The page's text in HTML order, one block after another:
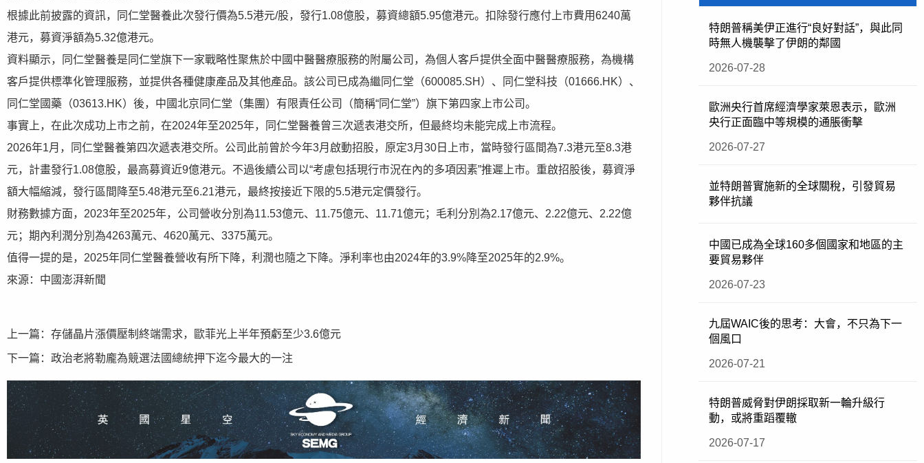
根據此前披露的資訊，同仁堂醫養此次發行價為5.5港元/股，發行1.08億股，募資總額5.95億港元。扣除發行應付上市費用6240萬
港元，募資淨額為5.32億港元。
資料顯示，同仁堂醫養是同仁堂旗下一家戰略性聚焦於中國中醫醫療服務的附屬公司，為個人客戶提供全面中醫醫療服務，為機構
客戶提供標準化管理服務，並提供各種健康產品及其他產品。該公司已成為繼同仁堂（600085.SH）、同仁堂科技（01666.HK）、
同仁堂國藥（03613.HK）後，中國北京同仁堂（集團）有限責任公司（簡稱“同仁堂”）旗下第四家上市公司。
事實上，在此次成功上市之前，在2024年至2025年，同仁堂醫養曾三次遞表港交所，但最終均未能完成上市流程。
2026年1月，同仁堂醫養第四次遞表港交所。公司此前曾於今年3月啟動招股，原定3月30日上市，當時發行區間為7.3港元至8.3港
元，計畫發行1.08億股，最高募資近9億港元。不過後續公司以“考慮包括現行市況在內的多項因素”推遲上市。重啟招股後，募資淨
額大幅縮減，發行區間降至5.48港元至6.21港元，最終按接近下限的5.5港元定價發行。
財務數據方面，2023年至2025年，公司營收分別為11.53億元、11.75億元、11.71億元；毛利分別為2.17億元、2.22億元、2.22億
元；期內利潤分別為4263萬元、4620萬元、3375萬元。
值得一提的是，2025年同仁堂醫養營收有所下降，利潤也隨之下降。淨利率也由2024年的3.9%降至2025年的2.9%。
來源：中國澎湃新聞
上一篇： 存儲晶片漲價壓制終端需求，歐菲光上半年預虧至少3.6億元
下一篇： 政治老將勒龐為競選法國總統押下迄今最大的一注
特朗普稱美伊正進行“良好對話”，與此同
時無人機襲擊了伊朗的鄰國
2026-07-28
歐洲央行首席經濟學家萊恩表示，歐洲
央行正面臨中等規模的通脹衝擊
2026-07-27
並特朗普實施新的全球關稅，引發貿易
夥伴抗議
中國已成為全球160多個國家和地區的主
要貿易夥伴
2026-07-23
九屆WAIC後的思考：大會，不只為下一
個風口
2026-07-21
特朗普威脅對伊朗採取新一輪升級行
動，或將重蹈覆轍
2026-07-17